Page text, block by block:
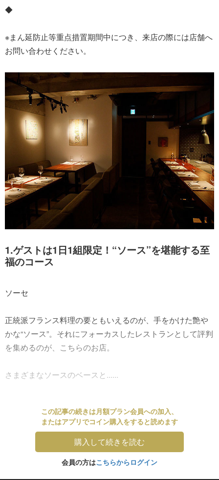
◆
※まん延防止等重点措置期間中につき、来店の際には店舗へ
お問い合わせください。
1.ゲストは1日1組限定！“ソース”を堪能する至
福のコース
ソーセ
正統派フランス料理の要ともいえるのが、手をかけた艶や
かな“ソース”。それにフォーカスしたレストランとして評判
を集めるのが、こちらのお店。
さまざまなソースのベースと......
この記事の続きは月額プラン会員への加入、
またはアプリでコイン購入をすると読めます
購入して続きを読む
会員の方はこちらからログイン